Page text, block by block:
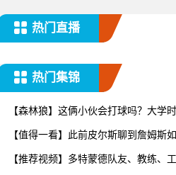
热门直播
热门集锦
【森林狼】这俩小伙会打球吗？大学
【值得一看】此前皮尔斯聊到詹姆斯
【推荐视频】多特蒙德队友、教练、